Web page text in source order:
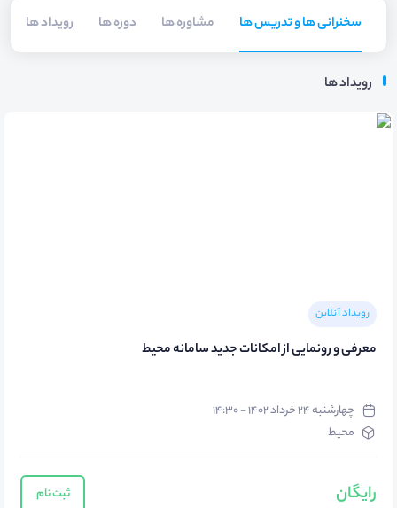
سخنرانی ها و تدریس ها مشاوره ها دوره ها رویداد ها
رویداد ها
رویداد آنلاین
معرفی و رونمایی از امکانات جدید سامانه محیط
چهارشنبه ۲۴ خرداد ۱۴۰۲ - ۱۴:۳۰
محیط
رایگان ثبت نام